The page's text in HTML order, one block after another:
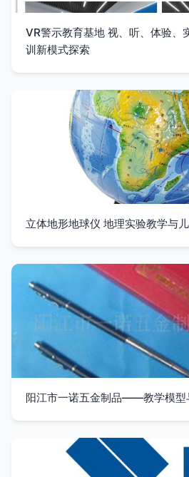
VR警示教育基地 视、听、体验、
训新模式探索
立体地形地球仪 地理实验教学与
阳江市一诺五金制品——教学模型